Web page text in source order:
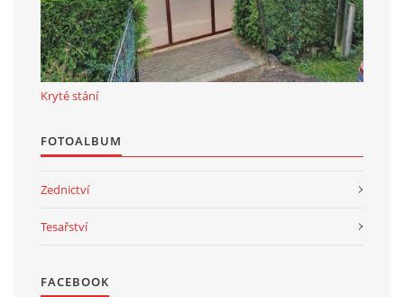
Kryté stání
FOTOALBUM
Zednictví
Tesařství
FACEBOOK